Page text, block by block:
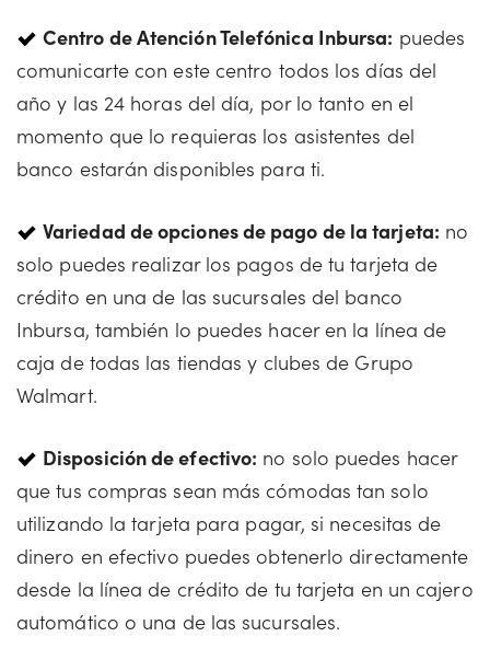
Centro de Atención Telefónica Inbursa: puedes
comunicarte con este centro todos los días del
año y las 24 horas del día, por lo tanto en el
momento que lo requieras los asistentes del
banco estarán disponibles para ti.
Variedad de opciones de pago de la tarjeta: no
solo puedes realizar los pagos de tu tarjeta de
crédito en una de las sucursales del banco
Inbursa, también lo puedes hacer en la línea de
caja de todas las tiendas y clubes de Grupo
Walmart.
Disposición de efectivo: no solo puedes hacer
que tus compras sean más cómodas tan solo
utilizando la tarjeta para pagar, si necesitas de
dinero en efectivo puedes obtenerlo directamente
desde la línea de crédito de tu tarjeta en un cajero
automático o una de las sucursales.